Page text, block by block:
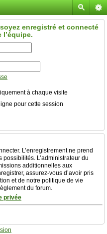
enregistré et connecté
à chaque visite
pour cette session
L’enregistrement ne prend
L’administrateur du
additionnelles aux
assurez-vous d’avoir pris
et de notre politique de vie
du forum.
privée